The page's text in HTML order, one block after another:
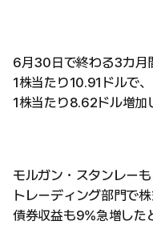
6月30日で終わる3カ月
1株当たり10.91ドルで
1株当たり8.62ドル増加
モルガン・スタンレーも
トレーディング部門で
債券収益も9%急増した